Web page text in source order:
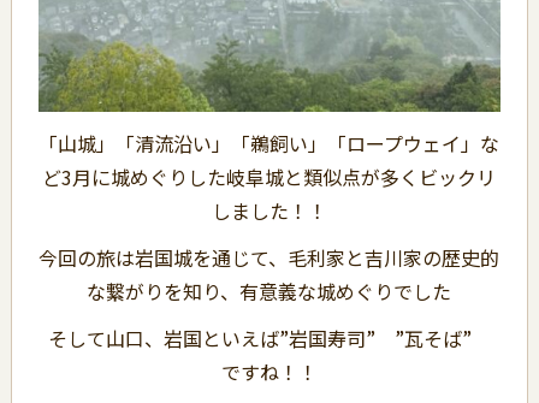
「山城」「清流沿い」「鵜飼い」「ロープウェイ」な
ど3月に城めぐりした岐阜城と類似点が多くビックリ
しました！！
今回の旅は岩国城を通じて、毛利家と吉川家の歴史的
な繋がりを知り、有意義な城めぐりでした
そして山口、岩国といえば”岩国寿司” ”瓦そば”
ですね！！